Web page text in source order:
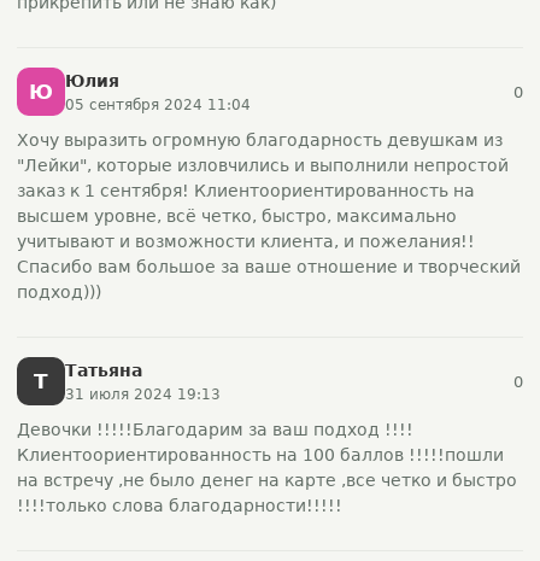
Ю Юлия
05 сентября 2024 11:04
0
Хочу выразить огромную благодарность девушкам из
"Лейки", которые изловчились и выполнили непростой
заказ к 1 сентября! Клиентоориентированность на
высшем уровне, всё четко, быстро, максимально
учитывают и возможности клиента, и пожелания!!
Спасибо вам большое за ваше отношение и творческий
подход)))
Т Татьяна
31 июля 2024 19:13
0
Девочки !!!!!Благодарим за ваш подход !!!!
Клиентоориентированность на 100 баллов !!!!!пошли
на встречу ,не было денег на карте ,все четко и быстро
!!!!только слова благодарности!!!!!